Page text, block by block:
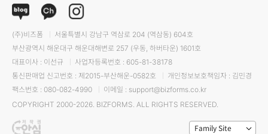
(주)비즈폼
서울특별시 강남구 역삼로 204 (역삼동) 604호
부산광역시 해운대구 해운대해변로 257 (우동, 하버타운) 1601호
대표이사 : 이선규
사업자등록번호 : 605-81-38178
통신판매업 신고번호 : 제2015-부산해운-0582호
개인정보보호책임자 : 김민경
팩스번호 : 080-082-4990
이메일 : support@bizforms.co.kr
COPYRIGHT 2000-2026. BIZFORMS. ALL RIGHTS RESERVED.
Family Site